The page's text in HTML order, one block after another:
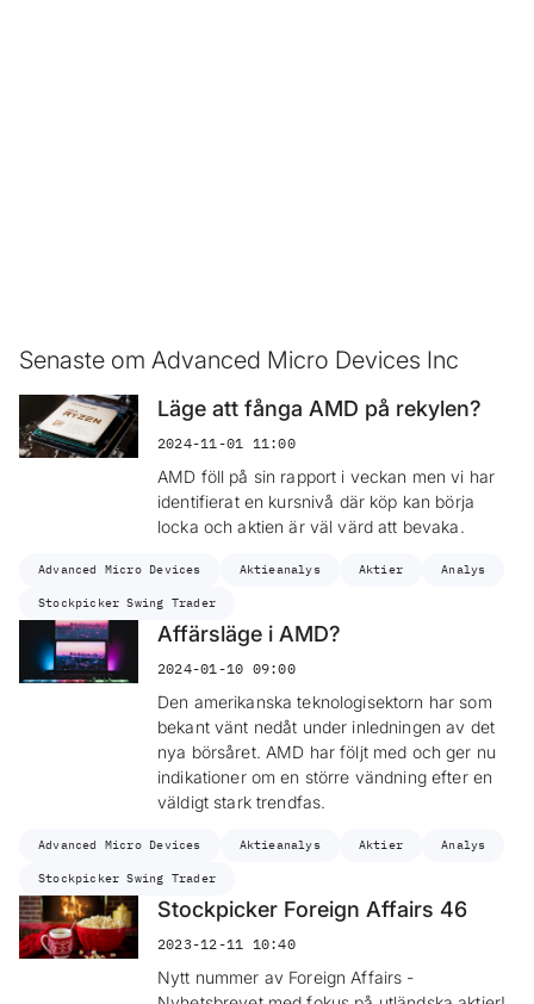
Senaste om Advanced Micro Devices Inc
Läge att fånga AMD på rekylen?
2024-11-01 11:00
AMD föll på sin rapport i veckan men vi har
identifierat en kursnivå där köp kan börja
locka och aktien är väl värd att bevaka.
Advanced Micro Devices Aktieanalys Aktier Analys
Stockpicker Swing Trader
Affärsläge i AMD?
2024-01-10 09:00
Den amerikanska teknologisektorn har som
bekant vänt nedåt under inledningen av det
nya börsåret. AMD har följt med och ger nu
indikationer om en större vändning efter en
väldigt stark trendfas.
Advanced Micro Devices Aktieanalys Aktier Analys
Stockpicker Swing Trader
Stockpicker Foreign Affairs 46
2023-12-11 10:40
Nytt nummer av Foreign Affairs -